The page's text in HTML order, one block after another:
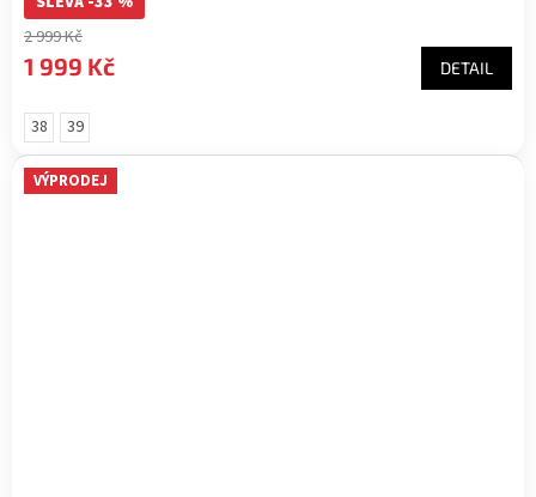
2 999 Kč
1 999 Kč DETAIL
38 39
VÝPRODEJ